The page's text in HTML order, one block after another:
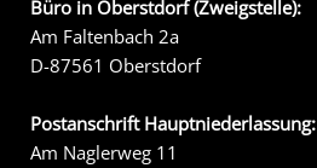
Büro in Oberstdorf (Zweigstelle):
Am Faltenbach 2a
D-87561 Oberstdorf
Postanschrift Hauptniederlassung:
Am Naglerweg 11